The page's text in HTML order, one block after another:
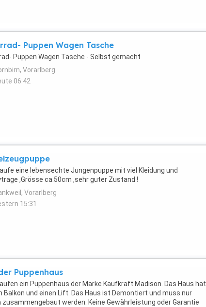
Puppen Wagen Tasche
Puppen Wagen Tasche - Selbst gemacht
Vorarlberg
06:42
eine lebensechte Jungenpuppe mit viel Kleidung und
,Grösse ca.50cm ,sehr guter Zustand !
Vorarlberg
15:31
Puppenhaus
ein Puppenhaus der Marke Kaufkraft Madison. Das Haus hat
Balkon und einen Lift. Das Haus ist Demontiert und muss nur
zusammengebaut werden. Keine Gewährleistung oder Garantie